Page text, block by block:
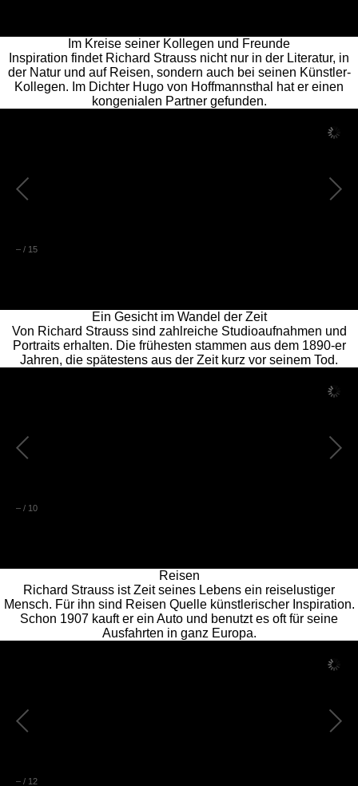
Im Kreise seiner Kollegen und Freunde
Inspiration findet Richard Strauss nicht nur in der Literatur, in
der Natur und auf Reisen, sondern auch bei seinen Künstler-
Kollegen. Im Dichter Hugo von Hoffmannsthal hat er einen
kongenialen Partner gefunden.
– / 15
Ein Gesicht im Wandel der Zeit
Von Richard Strauss sind zahlreiche Studioaufnahmen und
Portraits erhalten. Die frühesten stammen aus dem 1890-er
Jahren, die spätestens aus der Zeit kurz vor seinem Tod.
– / 10
Reisen
Richard Strauss ist Zeit seines Lebens ein reiselustiger
Mensch. Für ihn sind Reisen Quelle künstlerischer Inspiration.
Schon 1907 kauft er ein Auto und benutzt es oft für seine
Ausfahrten in ganz Europa.
– / 12